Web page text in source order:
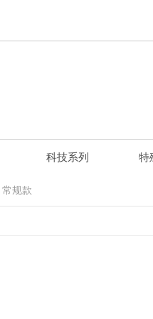
科技系列 特
常规款